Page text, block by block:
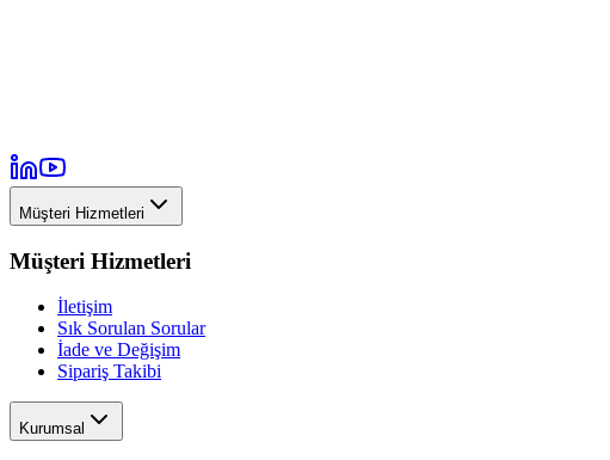
Müşteri Hizmetleri
Müşteri Hizmetleri
İletişim
Sık Sorulan Sorular
İade ve Değişim
Sipariş Takibi
Kurumsal